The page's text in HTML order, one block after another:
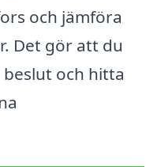
och jämföra
Det gör att du
och hitta